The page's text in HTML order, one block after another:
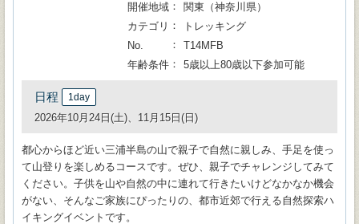
開催地域
関東（神奈川県）
カテゴリ
トレッキング
No.
T14MFB
年齢条件
5歳以上80歳以下参加可能
日程 1day
2026年10月24日(土)、11月15日(日)
都心からほど近い三浦半島の山で親子で自然に親しみ、手足を使っ
て山登りを楽しめるコースです。ぜひ、親子でチャレンジしてみて
ください。子供を山や自然の中に連れて行きたいけどなかなか機会
がない、そんなご家族にぴったりの、都市近郊で行える自然探索ハ
イキングイベントです。